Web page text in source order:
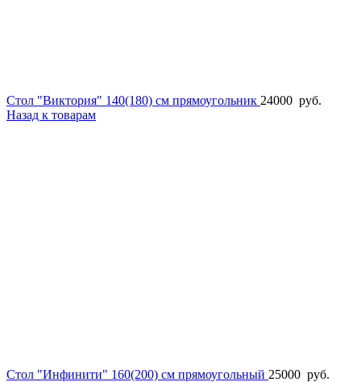
Стол "Виктория" 140(180) см прямоугольник 24000 руб.
Назад к товарам
Стол "Инфинити" 160(200) см прямоугольный 25000 руб.